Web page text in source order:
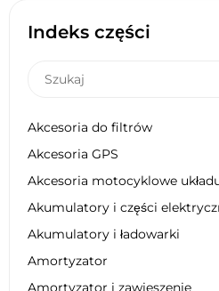
Indeks części
Akcesoria do filtrów
Akcesoria GPS
Akcesoria motocyklowe
Akumulatory i części
Akumulatory i ładowarki
Amortyzator
Amortyzator i zawieszenie